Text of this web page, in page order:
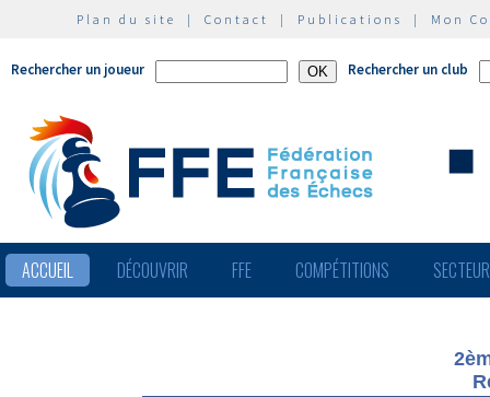
Plan du site | Contact | Publications | Mon
Rechercher un joueur Rechercher un club
ACCUEIL DÉCOUVRIR FFE COMPÉTITIONS